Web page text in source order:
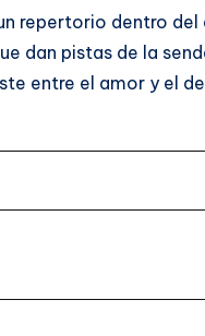
repertorio dentro
dan pistas de la
entre el amor y el